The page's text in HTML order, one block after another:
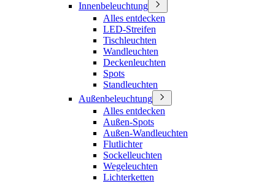
Innenbeleuchtung
Alles entdecken
LED-Streifen
Tischleuchten
Wandleuchten
Deckenleuchten
Spots
Standleuchten
Außenbeleuchtung
Alles entdecken
Außen-Spots
Außen-Wandleuchten
Flutlichter
Sockelleuchten
Wegeleuchten
Lichterketten